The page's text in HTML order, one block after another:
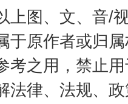
上图、文、音/
于原作者或归
考之用，禁止
法律、法规、
标问题” 法